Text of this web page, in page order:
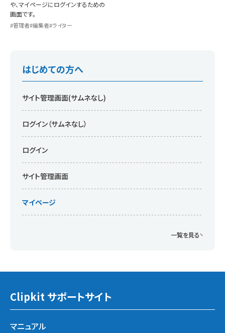
や、マイページにログインするための
画面です。
管理者 編集者 ライター
はじめての方へ
サイト管理画面(サムネなし)
ログイン（サムネなし）
ログイン
サイト管理画面
マイページ
一覧を見る
Clipkit サポートサイト
マニュアル